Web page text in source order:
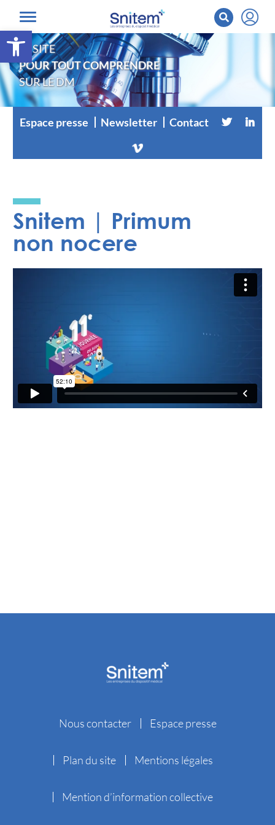
Ouvrir la barre d’outils
LE SITE
POUR TOUT COMPRENDRE
SUR LE DM
Espace presse Newsletter Contact
Snitem | Primum
non nocere
Nous contacter Espace presse
Plan du site Mentions légales
Mention d’information collective